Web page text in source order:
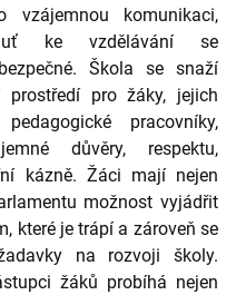
komunikaci,
ke vzdělávání se
Škola se snaží
prostředí pro žáky, jejich
pracovníky,
důvěry, respektu,
kázně. Žáci mají nejen
možnost vyjádřit
které je trápí a zároveň se
na rozvoji školy.
žáků probíhá nejen